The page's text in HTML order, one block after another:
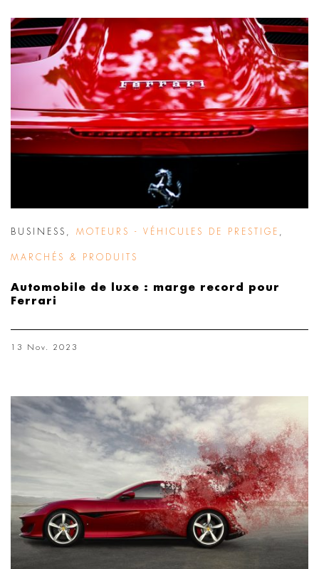
BUSINESS MOTEURS - VÉHICULES DE PRESTIGE
MARCHÉS & PRODUITS
Automobile de luxe : marge record pour
Ferrari
13 Nov. 2023